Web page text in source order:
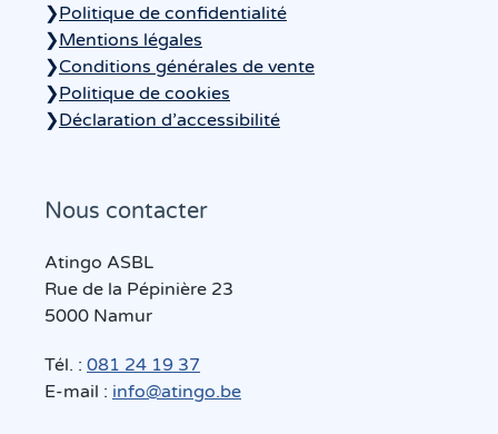
❯Politique de confidentialité
❯Mentions légales
❯Conditions générales de vente
❯Politique de cookies
❯Déclaration d’accessibilité
Nous contacter
Atingo ASBL
Rue de la Pépinière 23
5000 Namur
Tél. : 081 24 19 37
E-mail : info@atingo.be